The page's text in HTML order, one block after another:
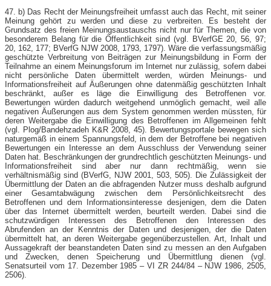
47. b) Das Recht der Meinungsfreiheit umfasst auch das Recht, mit seiner
Meinung gehört zu werden und diese zu verbreiten. Es besteht der
Grundsatz des freien Meinungsaustauschs nicht nur für Themen, die von
besonderem Belang für die Öffentlichkeit sind (vgl. BVerfGE 20, 56, 97;
20, 162, 177; BVerfG NJW 2008, 1793, 1797). Wäre die verfassungsmäßig
geschützte Verbreitung von Beiträgen zur Meinungsbildung in Form der
Teilnahme an einem Meinungsforum im Internet nur zulässig, sofern dabei
nicht persönliche Daten übermittelt werden, würden Meinungs- und
Informationsfreiheit auf Äußerungen ohne datenmäßig geschützten Inhalt
beschränkt, außer es läge die Einwilligung des Betroffenen vor.
Bewertungen würden dadurch weitgehend unmöglich gemacht, weil alle
negativen Äußerungen aus dem System genommen werden müssten, für
deren Weitergabe die Einwilligung des Betroffenen im Allgemeinen fehlt
(vgl. Plog/Bandehzadeh K&R 2008, 45). Bewertungsportale bewegen sich
naturgemäß in einem Spannungsfeld, in dem der Betroffene bei negativen
Bewertungen ein Interesse an dem Ausschluss der Verwendung seiner
Daten hat. Beschränkungen der grundrechtlich geschützten Meinungs- und
Informationsfreiheit sind aber nur dann rechtmäßig, wenn sie
verhältnismäßig sind (BVerfG, NJW 2001, 503, 505). Die Zulässigkeit der
Übermittlung der Daten an die abfragenden Nutzer muss deshalb aufgrund
einer Gesamtabwägung zwischen dem Persönlichkeitsrecht des
Betroffenen und dem Informationsinteresse desjenigen, dem die Daten
über das Internet übermittelt werden, beurteilt werden. Dabei sind die
schutzwürdigen Interessen des Betroffenen den Interessen des
Abrufenden an der Kenntnis der Daten und desjenigen, der die Daten
übermittelt hat, an deren Weitergabe gegenüberzustellen. Art, Inhalt und
Aussagekraft der beanstandeten Daten sind zu messen an den Aufgaben
und Zwecken, denen Speicherung und Übermittlung dienen (vgl.
Senatsurteil vom 17. Dezember 1985 – VI ZR 244/84 – NJW 1986, 2505,
2506).